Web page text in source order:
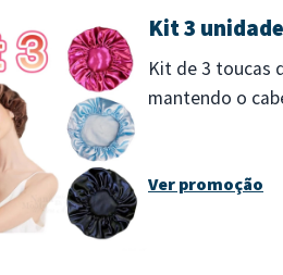
Kit 3
Kit de 3 toucas
mantendo o
Ver promoção